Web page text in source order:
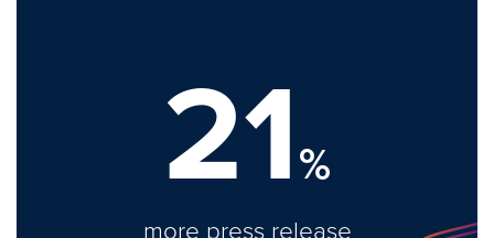
21%
more press release